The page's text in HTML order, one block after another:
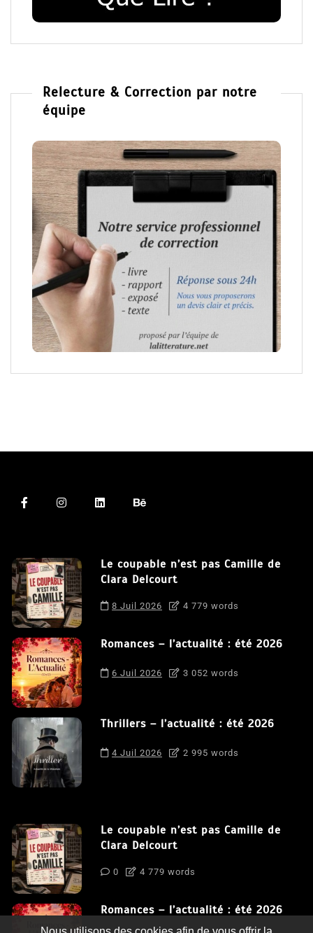
Relecture & Correction par notre
équipe
Le coupable n’est pas Camille de
Clara Delcourt
8 Juil 2026 4 779 words
Romances – l’actualité : été 2026
6 Juil 2026 3 052 words
Thrillers – l’actualité : été 2026
4 Juil 2026 2 995 words
Le coupable n’est pas Camille de
Clara Delcourt
0 4 779 words
Romances – l’actualité : été 2026